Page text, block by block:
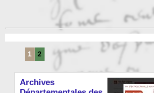
1 2
Archives